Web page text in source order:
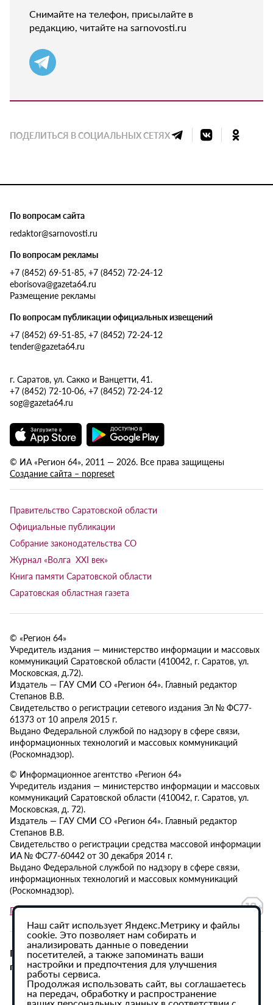
Снимайте на телефон, присылайте в
редакцию, читайте на sarnovosti.ru
ПОДЕЛИТЬСЯ В СОЦИАЛЬНЫХ СЕТЯХ
По вопросам сайта
redaktor@sarnovosti.ru
По вопросам рекламы
+7 (8452) 69-51-85, +7 (8452) 72-24-12
eborisova@gazeta64.ru
Размещение рекламы
По вопросам публикации официальных извещений
+7 (8452) 69-51-85, +7 (8452) 72-24-12
tender@gazeta64.ru
г. Саратов, ул. Сакко и Ванцетти, 41.
+7 (8452) 72-10-06, +7 (8452) 72-24-12
sog@gazeta64.ru
© ИА «Регион 64», 2011 — 2026. Все права защищены
Создание сайта – nopreset
Правительство Саратовской области
Официальные публикации
Собрание законодательства СО
Журнал «Волга XXI век»
Книга памяти Саратовской области
Саратовская областная газета
© «Регион 64»
Учредитель издания — министерство информации и массовых
коммуникаций Саратовской области (410042, г. Саратов, ул.
Московская, д.72).
Издатель — ГАУ СМИ СО «Регион 64». Главный редактор
Степанов В.В.
Свидетельство о регистрации сетевого издания Эл № ФС77-
61373 от 10 апреля 2015 г.
Выдано Федеральной службой по надзору в сфере связи,
информационных технологий и массовых коммуникаций
(Роскомнадзор).
© Информационное агентство «Регион 64»
Учредитель издания — министерство информации и массовых
коммуникаций Саратовской области (410042, г. Саратов, ул.
Московская, д. 72).
Издатель — ГАУ СМИ СО «Регион 64». Главный редактор
Степанов В.В.
Свидетельство о регистрации средства массовой информации
ИА № ФС77-60442 от 30 декабря 2014 г.
Выдано Федеральной службой по надзору в сфере связи,
информационных технологий и массовых коммуникаций
(Роскомнадзор).
Политика в отношении обработки персональных данных
При использовании материалов сайта активная
гиперссылка на ИА «Регион 64» обязательна.
Наш сайт использует Яндекс.Метрику и файлы
cookie. Это позволяет нам собирать и
анализировать данные о поведении
посетителей, а также запоминать ваши
настройки и предпочтения для улучшения
работы сервиса.
Продолжая использовать сайт, вы соглашаетесь
на передач, обработку и распространение